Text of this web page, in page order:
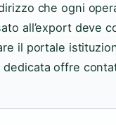
che ogni
all’export deve
il portale
dedicata offre